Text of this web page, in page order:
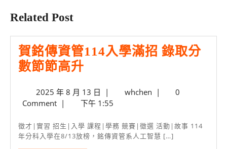
Related Post
賀銘傳資管114入學滿招 錄取分
數節節高升
傳
資
管
114
2025 年 8 月 13 日 2025
年
月
13
| whchenwhchen
|
0
Comment | 下午 1:55
徵才|實習 招生|入學 課程|學務 競賽|徵選 活動|故事 114
年分科入學在8/13放榜，銘傳資管系人工智慧 […]